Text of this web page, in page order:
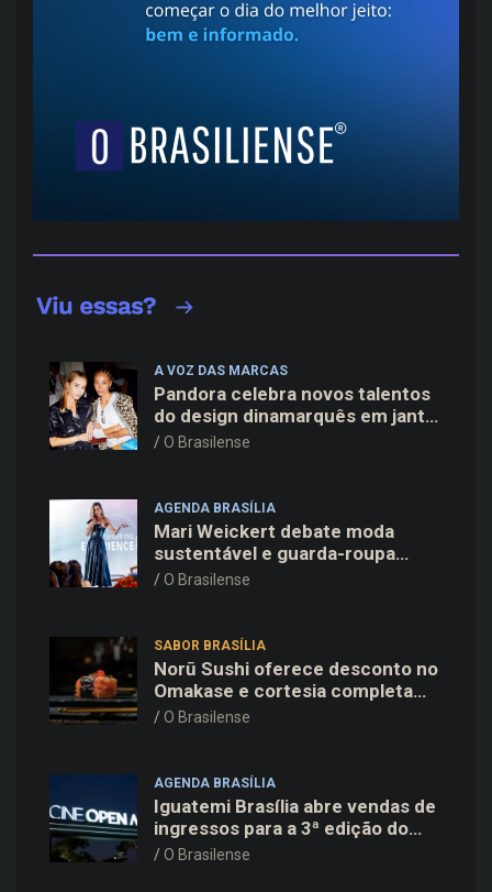
A VOZ DAS MARCAS
Pandora celebra novos talentos
do design dinamarquês em jantar
exclusivo no restaurante Daphne
O Brasilense
AGENDA BRASÍLIA
Mari Weickert debate moda
sustentável e guarda-roupa
inteligente no ParkShopping
O Brasilense
SABOR BRASÍLIA
Norū Sushi oferece desconto no
Omakase e cortesia completa
para os pais neste domingo
O Brasilense
AGENDA BRASÍLIA
Iguatemi Brasília abre vendas de
ingressos para a 3ª edição do
Cine Open Air
O Brasilense